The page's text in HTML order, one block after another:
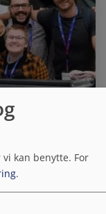
fra
kan benytte. For
.